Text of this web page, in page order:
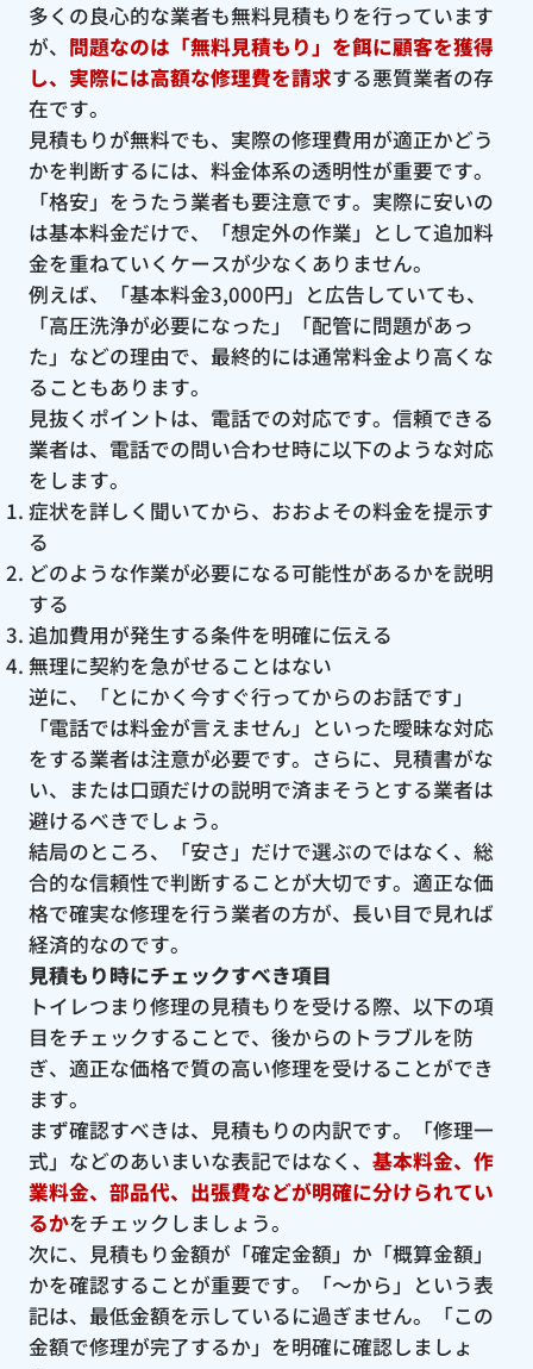
多くの良心的な業者も無料見積もりを行っています
が、 問題なのは「無料見積もり」を餌に顧客を獲得
し、実際には高額な修理費を請求する悪質業者の存
在です。
見積もりが無料でも、実際の修理費用が適正かどう
かを判断するには、料金体系の透明性が重要です。
「格安」をうたう業者も要注意です。実際に安いの
は基本料金だけで、「想定外の作業」として追加料
金を重ねていくケースが少なくありません。
例えば、「基本料金3,000円」と広告していても、
「高圧洗浄が必要になった」「配管に問題があっ
た」などの理由で、最終的には通常料金より高くな
ることもあります。
見抜くポイントは、電話での対応です。信頼できる
業者は、電話での問い合わせ時に以下のような対応
をします。
症状を詳しく聞いてから、おおよその料金を提示す
る
どのような作業が必要になる可能性があるかを説明
する
追加費用が発生する条件を明確に伝える
無理に契約を急がせることはない
逆に、「とにかく今すぐ行ってからのお話です」
「電話では料金が言えません」といった曖昧な対応
をする業者は注意が必要です。さらに、見積書がな
い、または口頭だけの説明で済まそうとする業者は
避けるべきでしょう。
結局のところ、「安さ」だけで選ぶのではなく、総
合的な信頼性で判断することが大切です。適正な価
格で確実な修理を行う業者の方が、長い目で見れば
経済的なのです。
見積もり時にチェックすべき項目
トイレつまり修理の見積もりを受ける際、以下の項
目をチェックすることで、後からのトラブルを防
ぎ、適正な価格で質の高い修理を受けることができ
ます。
まず確認すべきは、見積もりの内訳です。「修理一
式」などのあいまいな表記ではなく、 基本料金、作
業料金、部品代、出張費などが明確に分けられてい
るかをチェックしましょう。
次に、見積もり金額が「確定金額」か「概算金額」
かを確認することが重要です。「〜から」という表
記は、最低金額を示しているに過ぎません。「この
金額で修理が完了するか」を明確に確認しましょ